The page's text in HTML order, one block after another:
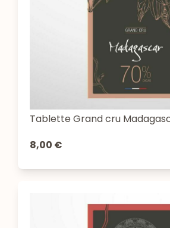
Tablette Grand cru
8,00 €